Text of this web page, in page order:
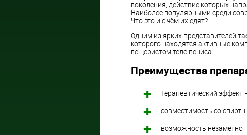
поколения, действие которых
Наиболее популярными среди
Что это и с чём их едят?
Одним из ярких представителей
которого находятся активные
пещеристом теле пениса.
Преимущества
Терапевтический эффект
совместимость со
возможность незаметно